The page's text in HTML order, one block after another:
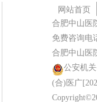
网站首页
合肥中山医
免费咨询电
合肥中山医
公安机关
(合)医广